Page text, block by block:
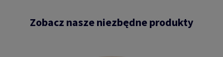
Zobacz nasze niezbędne produkty